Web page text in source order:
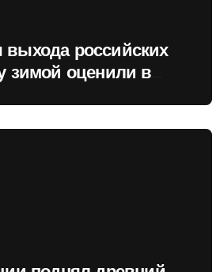
выхода российских
зимой оценили в